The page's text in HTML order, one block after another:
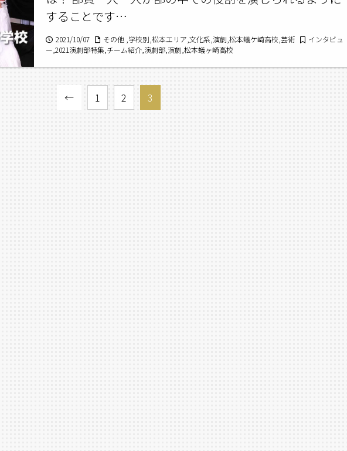
することです…
2021/10/07 その他 ,学校別,松本エリア,文化系,演劇,松本蟻ケ崎高校,芸術
インタビュ
ー,2021演劇部特集,チーム紹介,演劇部,演劇,松本蟻ヶ崎高校
← 1 2 3